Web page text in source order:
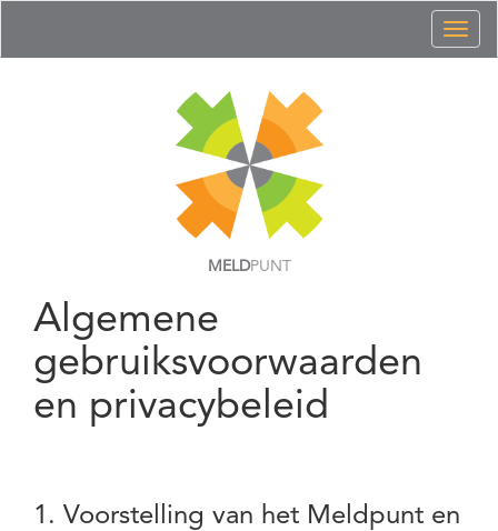
MELDPUNT
Algemene
gebruiksvoorwaarden
en privacybeleid
1. Voorstelling van het Meldpunt en